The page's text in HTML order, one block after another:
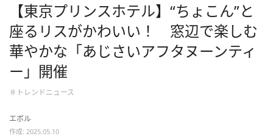
【東京プリンスホテル】“ちょこん”と
座るリスがかわいい！ 窓辺で楽しむ
華やかな「あじさいアフタヌーンティ
ー」開催
＃トレンドニュース
エボル
作成: 2025.05.10